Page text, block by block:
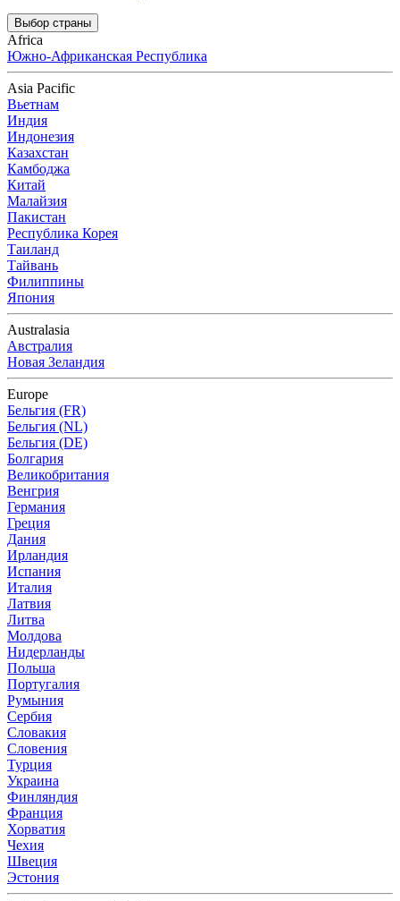
Выбор страны
Africa
Южно-Африканская Республика
Asia Pacific
Вьетнам
Индия
Индонезия
Казахстан
Камбоджа
Китай
Малайзия
Пакистан
Республика Корея
Таиланд
Тайвань
Филиппины
Япония
Australasia
Австралия
Новая Зеландия
Europe
Бельгия (FR)
Бельгия (NL)
Бельгия (DE)
Болгария
Великобритания
Венгрия
Германия
Греция
Дания
Ирландия
Испания
Италия
Латвия
Литва
Молдова
Нидерланды
Польша
Португалия
Румыния
Сербия
Словакия
Словения
Турция
Украина
Финляндия
Франция
Хорватия
Чехия
Швеция
Эстония